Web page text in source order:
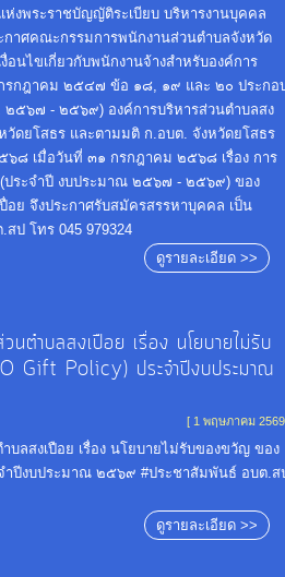
งพระราชบัญญัติระเบียบ บริหารงานบุคคล
าศคณะกรรมการพนักงานส่วนตำบลจังหวัด
อนไขเกี่ยวกับพนักงานจ้างสำหรับองค์การ
รกฎาคม ๒๕๔๗ ข้อ ๑๘, ๑๙ และ ๒๐ ประกอ
๒๕๖๗ - ๒๕๖๙) องค์การบริหารส่วนตำบลสง
วัดยโสธร และตามมติ ก.อบต. จังหวัดยโสธร
๖๘ เมื่อวันที่ ๓๑ กรกฎาคม ๒๕๖๘ เรื่อง การ
ประจำปี งบประมาณ ๒๕๖๗ - ๒๕๖๙) ของ
อย จึงประกาศรับสมัครสรรหาบุคคล เป็น
ป โทร 045 979324
ดูรายละเอียด >>
นตำบลสงเปือย เรื่อง นโยบายไม่รับ
Gift Policy) ประจำปีงบประมาณ
[ 1 พฤษภาคม
บลสงเปือย เรื่อง นโยบายไม่รับของขวัญ ของ
ำปีงบประมาณ ๒๕๖๙ #ประชาสัมพันธ์ อบต.ส
ดูรายละเอียด >>